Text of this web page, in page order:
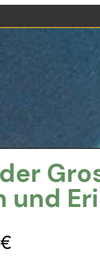
und
€